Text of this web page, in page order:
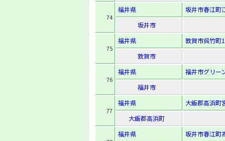
74
福井県
坂井市春江町
坂井市
75
福井県
敦賀市呉竹町
敦賀市
76
福井県
福井市グリー
福井市
77
福井県
大飯郡高浜町
大飯郡高浜町
福井県
坂井市春江町